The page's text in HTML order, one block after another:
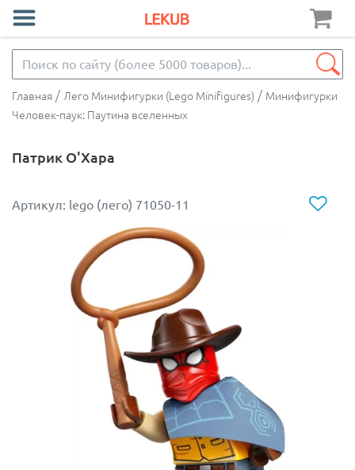
Главная / Лего Минифигурки (Lego Minifigures) / Минифигурки
Человек-паук: Паутина вселенных
Патрик О'Хара
Артикул: lego (лего) 71050-11